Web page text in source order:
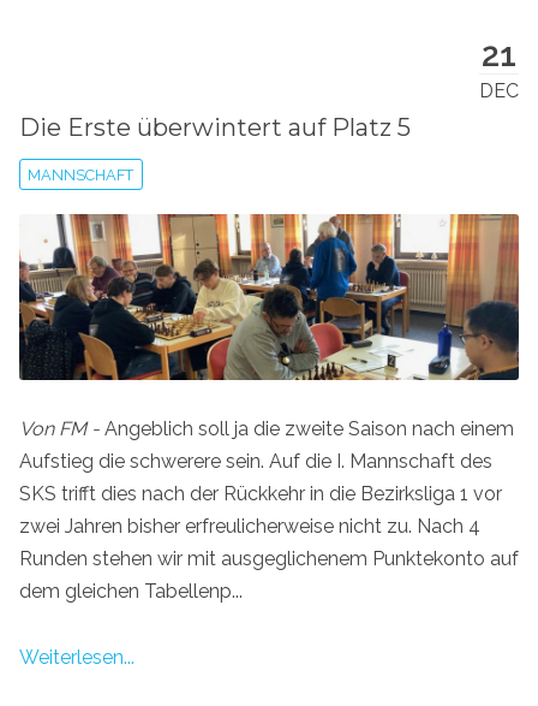
21
DEC
Die Erste überwintert auf Platz 5
MANNSCHAFT
Von FM - Angeblich soll ja die zweite Saison nach einem
Aufstieg die schwerere sein. Auf die I. Mannschaft des
SKS trifft dies nach der Rückkehr in die Bezirksliga 1 vor
zwei Jahren bisher erfreulicherweise nicht zu. Nach 4
Runden stehen wir mit ausgeglichenem Punktekonto auf
dem gleichen Tabellenp...
Weiterlesen...